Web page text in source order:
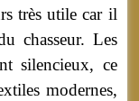
très utile car il
chasseur. Les
silencieux, ce
modernes,